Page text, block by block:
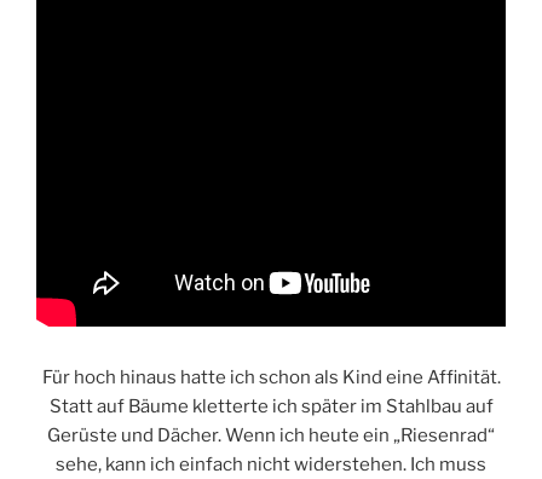
Für hoch hinaus hatte ich schon als Kind eine Affinität.
Statt auf Bäume kletterte ich später im Stahlbau auf
Gerüste und Dächer. Wenn ich heute ein „Riesenrad“
sehe, kann ich einfach nicht widerstehen. Ich muss